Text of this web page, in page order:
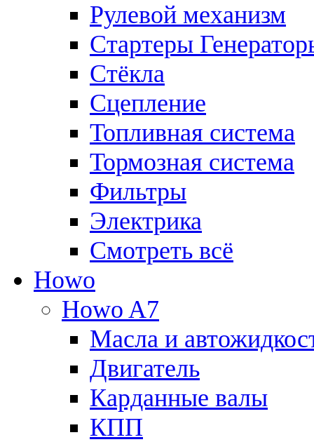
Рулевой механизм
Стартеры
Стёкла
Сцепление
Топливная система
Тормозная система
Фильтры
Электрика
Смотреть всё
Howo
Howo A7
Масла и
Двигатель
Карданные валы
КПП